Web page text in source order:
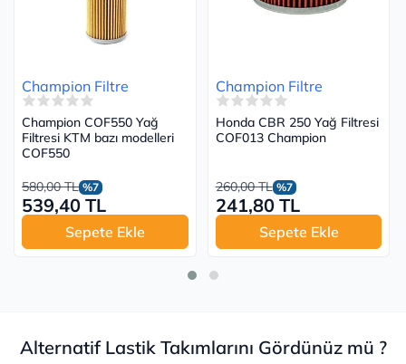
Champion Filtre
Champion COF550 Yağ
Filtresi KTM bazı modelleri
COF550
580,00 TL %7
539,40 TL
Sepete Ekle
Champion Filtre
Honda CBR 250 Yağ Filtresi
COF013 Champion
260,00 TL %7
241,80 TL
Sepete Ekle
Alternatif Lastik Takımlarını Gördünüz mü ?